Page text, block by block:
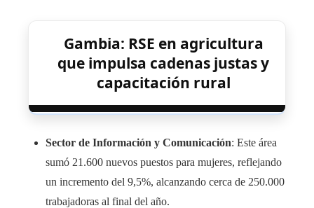
Gambia: RSE en agricultura
que impulsa cadenas justas y
capacitación rural
Sector de Información y Comunicación: Este área
sumó 21.600 nuevos puestos para mujeres, reflejando
un incremento del 9,5%, alcanzando cerca de 250.000
trabajadoras al final del año.